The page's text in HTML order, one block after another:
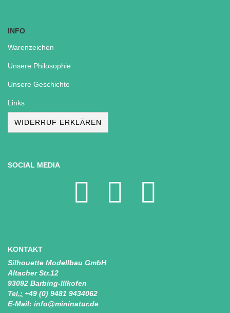
INFO
Warenzeichen
Unsere Philosophie
Unsere Geschichte
Links
WIDERRUF ERKLÄREN
SOCIAL MEDIA
KONTAKT
Silhouette Modellbau GmbH
Altacher Str.12
93092 Barbing-Illkofen
Tel.: +49 (0) 9481 9434062
E-Mail: info@mininatur.de